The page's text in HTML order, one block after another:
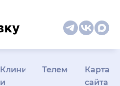
Клиникам
и
Телемедицина
Карта
сайта